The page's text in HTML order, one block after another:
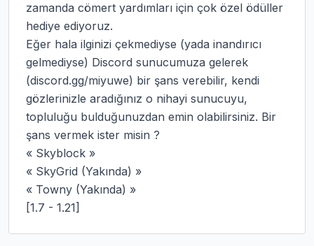
zamanda cömert yardımları için çok özel ödüller
hediye ediyoruz.
Eğer hala ilginizi çekmediyse (yada inandırıcı
gelmediyse) Discord sunucumuza gelerek
(discord.gg/miyuwe) bir şans verebilir, kendi
gözlerinizle aradığınız o nihayi sunucuyu,
topluluğu bulduğunuzdan emin olabilirsiniz. Bir
şans vermek ister misin ?
« Skyblock »
« SkyGrid (Yakında) »
« Towny (Yakında) »
[1.7 - 1.21]